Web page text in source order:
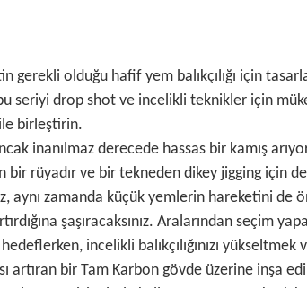
gerekli olduğu hafif yem balıkçılığı için
seriyi drop shot ve incelikli teknikler için
birleştirin.
inanılmaz derecede hassas bir kamış
bir rüyadır ve bir tekneden dikey jigging için
zamanda küçük yemlerin hareketini de
şaşıracaksınız. Aralarından seçim
incelikli balıkçılığınızı
artıran bir Tam Karbon gövde üzerine inşa